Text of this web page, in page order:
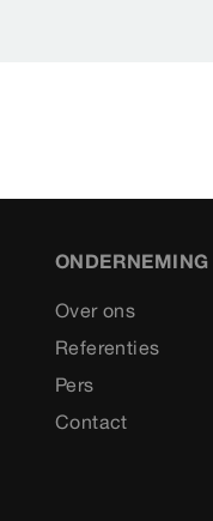
ONDERNEMING
Over ons
Referenties
Pers
Contact